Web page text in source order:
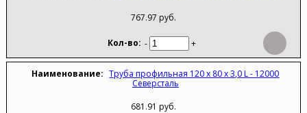
767.97 руб.
- +
Труба профильная 120 х 80 х 3,0 L - 12000
Северсталь
681.91 руб.